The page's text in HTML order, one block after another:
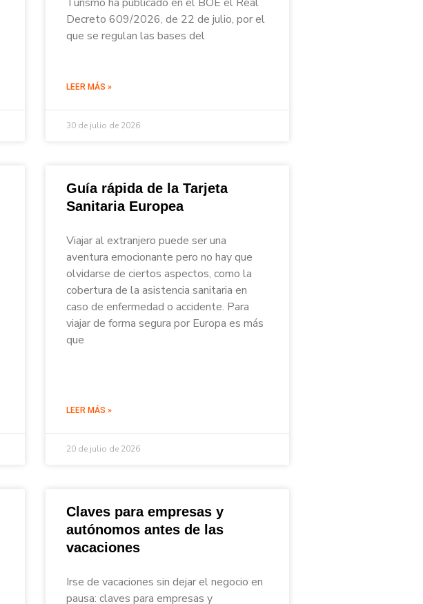
Decreto 609/2026, de 22 de julio, por el
que se regulan las bases del
LEER MÁS »
30 de julio de 2026
Guía rápida de la Tarjeta
Sanitaria Europea
Viajar al extranjero puede ser una
aventura emocionante pero no hay que
olvidarse de ciertos aspectos, como la
cobertura de la asistencia sanitaria en
caso de enfermedad o accidente. Para
viajar de forma segura por Europa es más
que
LEER MÁS »
20 de julio de 2026
Claves para empresas y
autónomos antes de las
vacaciones
Irse de vacaciones sin dejar el negocio en
pausa: claves para empresas y